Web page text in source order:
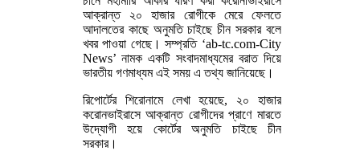
আক্রান্ত ২০ হাজার রোগীকে মেরে ফেলতে
আদালতের কাছে অনুমতি চাইছে চীন সরকার বলে
খবর পাওয়া গেছে। সম্প্রতি ‘ab-tc.com-City
News’ নামক একটি সংবাদমাধ্যমের বরাত দিয়ে
ভারতীয় গণমাধ্যম এই সময় এ তথ্য জানিয়েছে।
রিপোর্টের শিরোনামে লেখা হয়েছে, ২০ হাজার
করোনভাইরাসে আক্রান্ত রোগীদের প্রাণে মারতে
উদ্যোগী হয়ে কোর্টের অনুমতি চাইছে চীন
সরকার।